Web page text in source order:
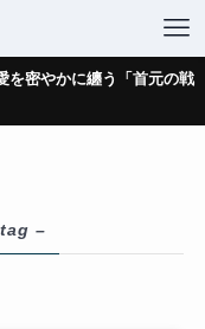
を密やかに纏う「首元の戦
–